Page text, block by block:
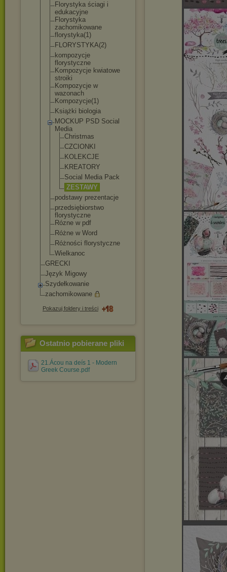
Florystyka ściagi i
edukacyjne
Florystyka
zachomikowane
florystyka(1)
FLORYSTYKA(2)
kompozycje
florystyczne
Kompozycje kwiatowe
stroiki
Kompozycje w
wazonach
Kompozycje(1)
Książki biologia
MOCKUP PSD Social
Media
Christmas
CZCIONKI
KOLEKCJE
KREATORY
Social Media Pack
ZESTAWY
podstawy prezentacje
przedsiębiorstwo
florystyczne
Rózne w pdf
Różne w Word
Różności florystyczne
Wielkanoc
GRECKI
Język Migowy
Szydełkowanie
zachomikowane
Pokazuj foldery i treści
Ostatnio pobierane pliki
21.Ácou na deís 1 - Modern
Greek Course.pdf